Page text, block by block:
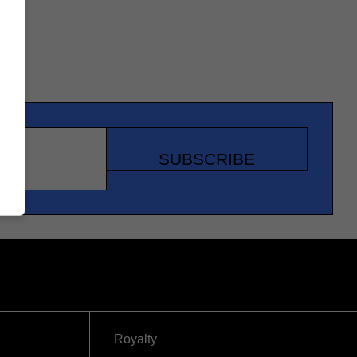
SUBSCRIBE
Royalty